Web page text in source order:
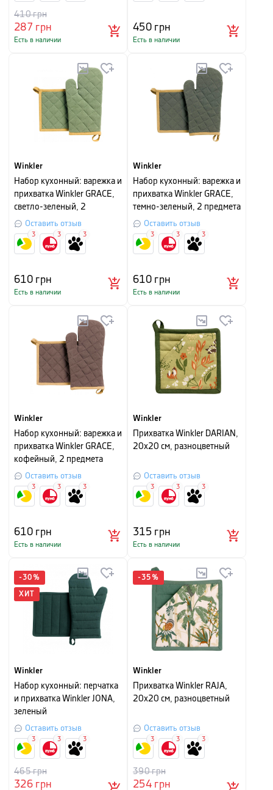
287 грн
410грн
Есть в наличии
450грн
Есть в наличии
Winkler
Набор кухонный: варежка и
прихватка Winkler GRACE,
светло-зеленый, 2
предмета
Оставить отзыв
610грн
Есть в наличии
3 3 3
Winkler
Набор кухонный: варежка и
прихватка Winkler GRACE,
темно-зеленый, 2 предмета
Оставить отзыв
610грн
Есть в наличии
3 3 3
Winkler
Набор кухонный: варежка и
прихватка Winkler GRACE,
кофейный, 2 предмета
Оставить отзыв
610грн
Есть в наличии
3 3 3
Winkler
Прихватка Winkler DARIAN,
20х20 см, разноцветный
Оставить отзыв
315грн
Есть в наличии
3 3 3
-30 %
ХИТ
Winkler
Набор кухонный: перчатка
и прихватка Winkler JONA,
зеленый
Оставить отзыв
326грн
465грн
3 3 3
-35 %
Winkler
Прихватка Winkler RAJA,
20x20 см, разноцветный
Оставить отзыв
254грн
390грн
3 3 3